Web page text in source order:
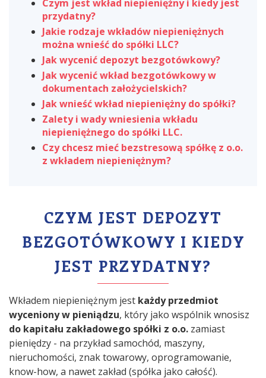
Czym jest wkład niepieniężny i kiedy jest
przydatny?
Jakie rodzaje wkładów niepieniężnych
można wnieść do spółki LLC?
Jak wycenić depozyt bezgotówkowy?
Jak wycenić wkład bezgotówkowy w
dokumentach założycielskich?
Jak wnieść wkład niepieniężny do spółki?
Zalety i wady wniesienia wkładu
niepieniężnego do spółki LLC.
Czy chcesz mieć bezstresową spółkę z o.o.
z wkładem niepieniężnym?
CZYM JEST DEPOZYT
BEZGOTÓWKOWY I KIEDY
JEST PRZYDATNY?
Wkładem niepieniężnym jest każdy przedmiot
wyceniony w pieniądzu, który jako wspólnik wnosisz
do kapitału zakładowego spółki z o.o. zamiast
pieniędzy - na przykład samochód, maszyny,
nieruchomości, znak towarowy, oprogramowanie,
know-how, a nawet zakład (spółka jako całość).